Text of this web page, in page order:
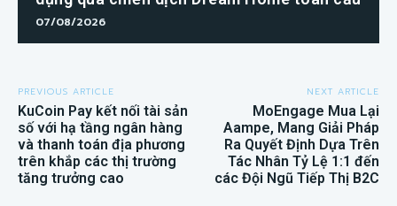
07/08/2026
PREVIOUS ARTICLE
KuCoin Pay kết nối tài sản
số với hạ tầng ngân hàng
và thanh toán địa phương
trên khắp các thị trường
tăng trưởng cao
NEXT ARTICLE
MoEngage Mua Lại
Aampe, Mang Giải Pháp
Ra Quyết Định Dựa Trên
Tác Nhân Tỷ Lệ 1:1 đến
các Đội Ngũ Tiếp Thị B2C